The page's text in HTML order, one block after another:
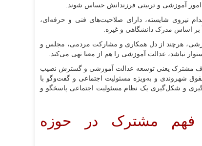
آموزشی و تربیتی فرزندانش حساس شوند.
نیروی شایسته، دارای صلاحیت‌های فنی و حرفه‌ای،
بر اساس مدرک دانشگاهی و غیره.
هرچند از دل همکاری و مشارکت مردمی، مجلس و
نباشد، عدالت آموزشی را هم از معنا تهی می‌کند.
هدف مشترک یعنی توسعه عدالت آموزشی و گسترش نصیب
شهروندی و به‌ویژه مسئولیت اجتماعی و گفت‌و‌گو با
و شکل‌گیری یک نظام مسئولیت اجتماعی پاسخگو و
فهم مشترک در حوزه